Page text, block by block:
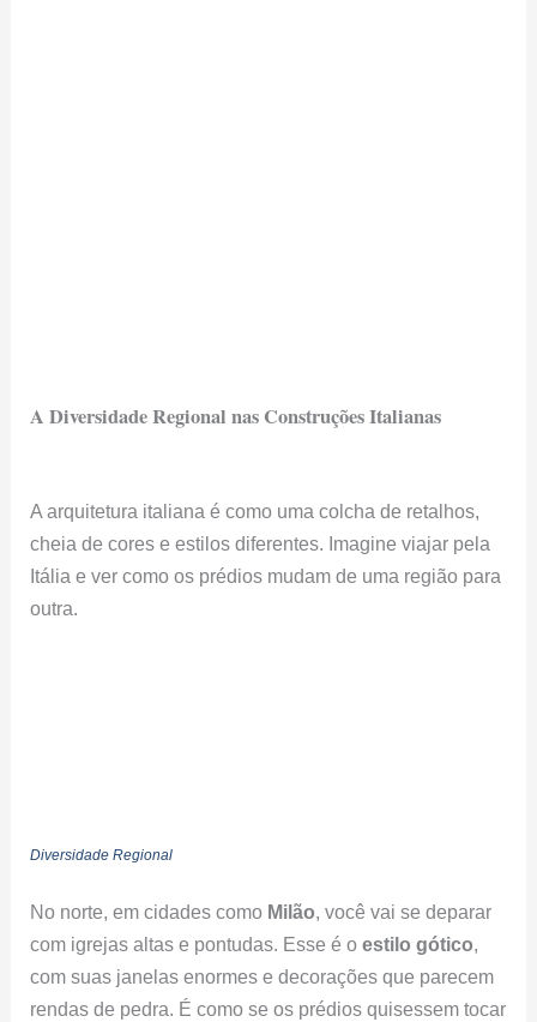
A Diversidade Regional nas Construções Italianas
A arquitetura italiana é como uma colcha de retalhos,
cheia de cores e estilos diferentes. Imagine viajar pela
Itália e ver como os prédios mudam de uma região para
outra.
Diversidade Regional
No norte, em cidades como Milão, você vai se deparar
com igrejas altas e pontudas. Esse é oestilo gótico,
com suas janelas enormes e decorações que parecem
rendas de pedra. É como se os prédios quisessem tocar